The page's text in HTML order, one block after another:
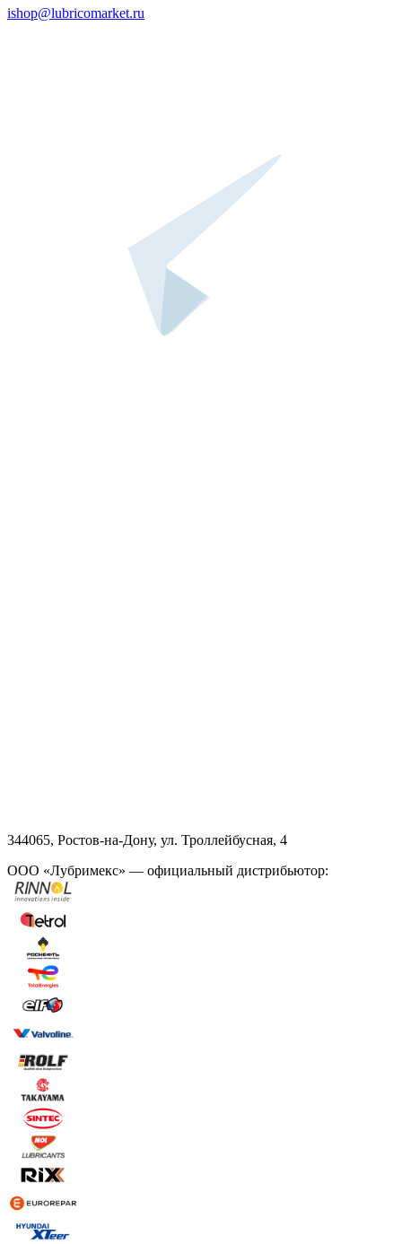
ishop@lubricomarket.ru
344065, Ростов-на-Дону, ул. Троллейбусная, 4
ООО «Лубримекс» — официальный дистрибьютор: